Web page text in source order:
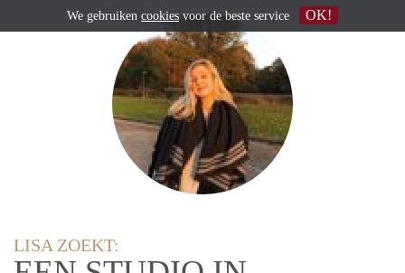
LISA ZOEKT:
We gebruiken cookies voor de beste service OK!